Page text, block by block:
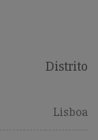
Distrito
Lisboa